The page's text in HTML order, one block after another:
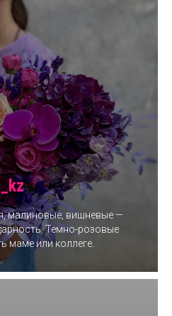
малиновые, вишневые —
Темно-розовые
маме или коллеге.